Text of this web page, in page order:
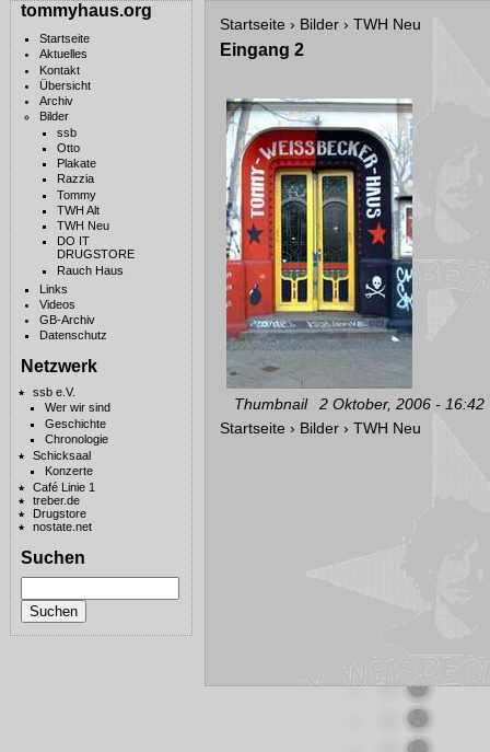
tommyhaus.org
Startseite
Aktuelles
Kontakt
Übersicht
Archiv
Bilder
ssb
Otto
Plakate
Razzia
Tommy
TWH Alt
TWH Neu
DO IT
DRUGSTORE
Rauch Haus
Links
Videos
GB-Archiv
Datenschutz
Netzwerk
ssb e.V.
Wer wir sind
Geschichte
Chronologie
Schicksaal
Konzerte
Café Linie 1
treber.de
Drugstore
nostate.net
Suchen
Startseite› Bilder› TWH Neu
Eingang 2
Thumbnail
2 Oktober, 2006 - 16:42
Startseite› Bilder› TWH Neu